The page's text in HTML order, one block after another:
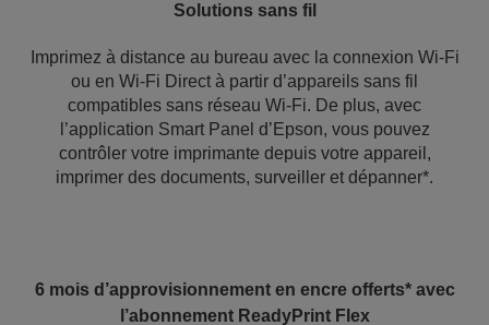
Solutions sans fil
Imprimez à distance au bureau avec la connexion Wi-Fi
ou en Wi-Fi Direct à partir d’appareils sans fil
compatibles sans réseau Wi-Fi. De plus, avec
l’application Smart Panel d’Epson, vous pouvez
contrôler votre imprimante depuis votre appareil,
imprimer des documents, surveiller et dépanner*.
6 mois d’approvisionnement en encre offerts* avec
l’abonnement ReadyPrint Flex